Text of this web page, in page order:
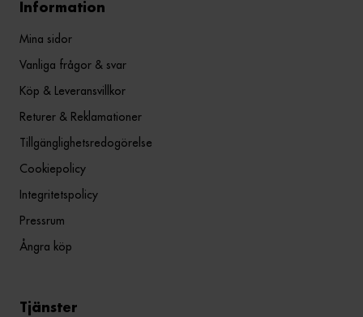
Information
Mina sidor
Vanliga frågor & svar
Köp & Leveransvillkor
Returer & Reklamationer
Tillgänglighetsredogörelse
Cookiepolicy
Integritetspolicy
Pressrum
Ångra köp
Tjänster